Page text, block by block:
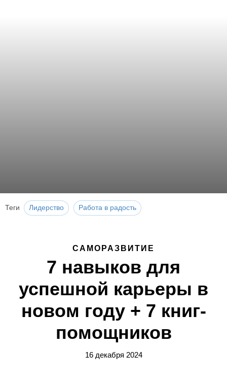
Теги Лидерство Работа в радость
САМОРАЗВИТИЕ
7 навыков для
успешной карьеры в
новом году + 7 книг-
помощников
16 декабря 2024